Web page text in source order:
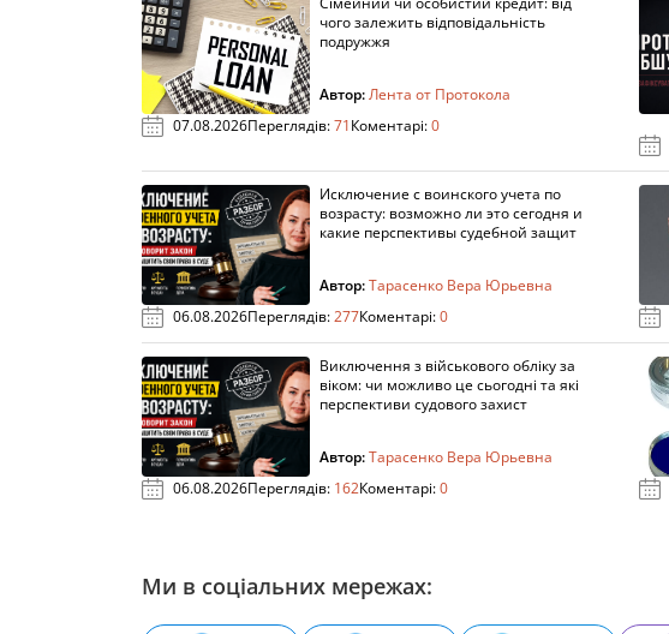
чого залежить відповідальність
подружжя
Автор:Лента от Протокола
07.08.2026Переглядів:71Коментарі:0
Исключение с воинского учета по
возрасту: возможно ли это сегодня и
какие перспективы судебной защит
Автор:Тарасенко Вера Юрьевна
06.08.2026Переглядів:277Коментарі:0
Виключення з військового обліку за
віком: чи можливо це сьогодні та які
перспективи судового захист
Автор:Тарасенко Вера Юрьевна
06.08.2026Переглядів: 162Коментарі:0
Ми в соціальних мережах: